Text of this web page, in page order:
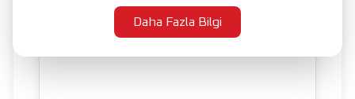
Daha Fazla Bilgi